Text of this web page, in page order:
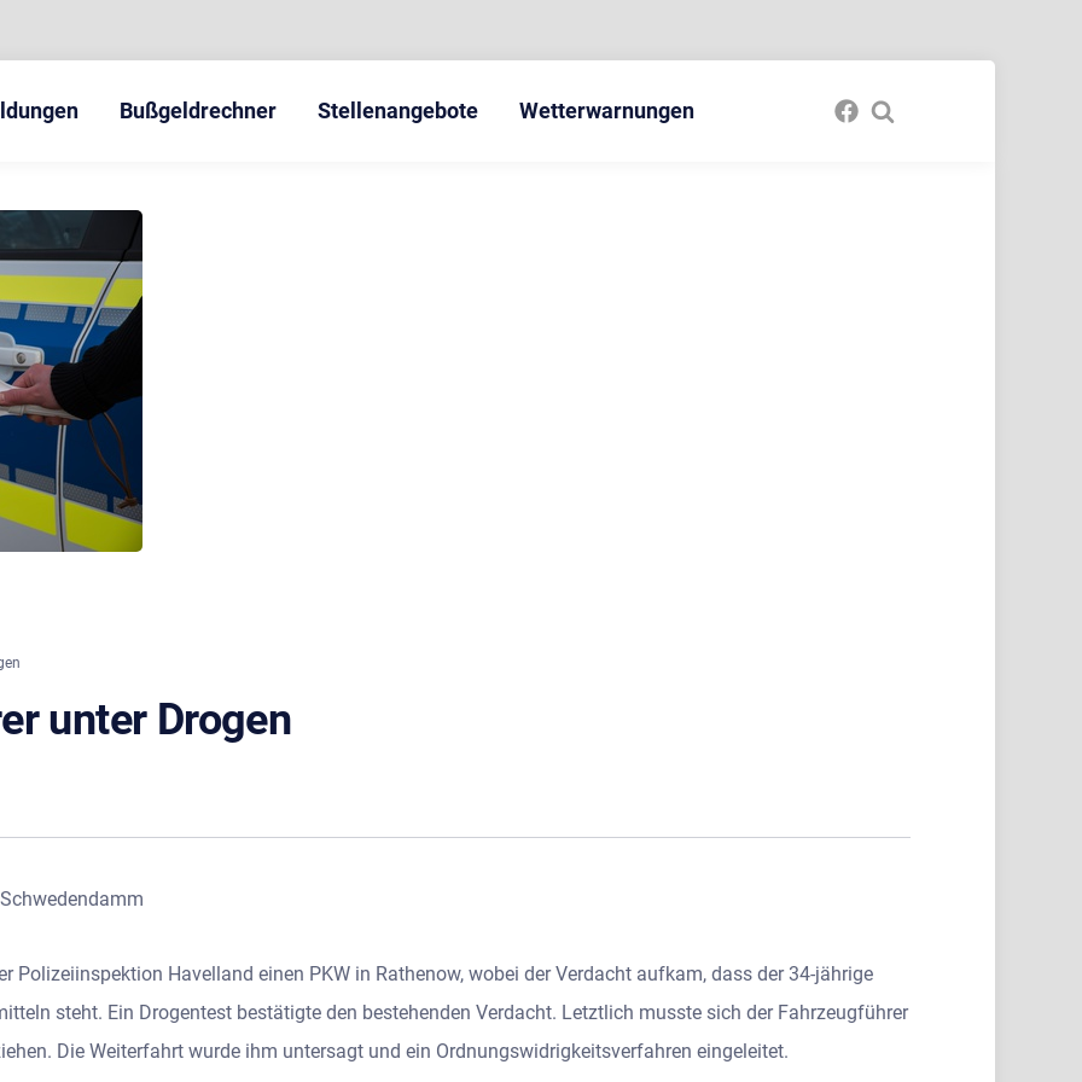
Bußgeldrechner Stellenangebote Wetterwarnungen
unter Drogen
Polizeiinspektion Havelland einen PKW in Rathenow, wobei der Verdacht aufkam, dass der 34-jährige
steht. Ein Drogentest bestätigte den bestehenden Verdacht. Letztlich musste sich der Fahrzeugführer
Die Weiterfahrt wurde ihm untersagt und ein Ordnungswidrigkeitsverfahren eingeleitet.